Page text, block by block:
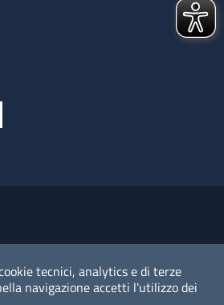
tecnici, analytics e di terze
navigazione accetti l'utilizzo dei
del dato personale